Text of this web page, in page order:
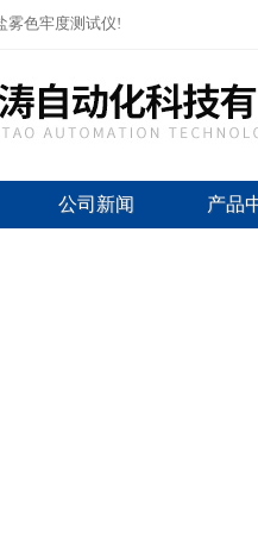
雾色牢度测试仪!
公司新闻 产品